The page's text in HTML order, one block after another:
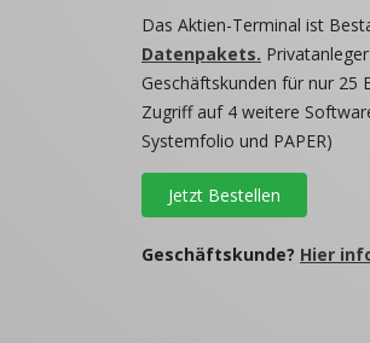
Das Aktien-Terminal ist
Datenpakets.
Geschäftskunden für nur 25
Zugriff auf 4 weitere
Systemfolio und PAPER)
Jetzt Bestellen
Geschäftskunde? Hier